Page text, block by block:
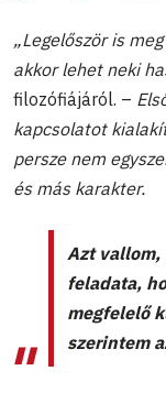
„Legelőször is
akkor lehet neki
filozófiájáról. –
kapcsolatot
persze nem
és más karakter.
Azt vallom,
feladata,
megfelelő
szerintem